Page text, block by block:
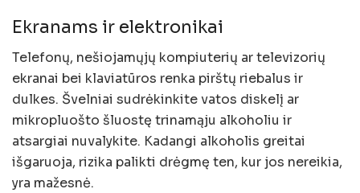
Ekranams ir elektronikai
Telefonų, nešiojamųjų kompiuterių ar televizorių
ekranai bei klaviatūros renka pirštų riebalus ir
dulkes. Švelniai sudrėkinkite vatos diskelį ar
mikropluošto šluostę trinamąju alkoholiu ir
atsargiai nuvalykite. Kadangi alkoholis greitai
išgaruoja, rizika palikti drėgmę ten, kur jos nereikia,
yra mažesnė.